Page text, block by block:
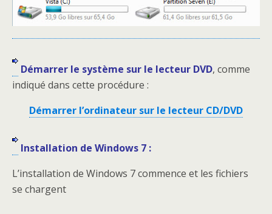
Démarrer le système sur le lecteur DVD, comme
indiqué dans cette procédure :
Démarrer l’ordinateur sur le lecteur CD/DVD
Installation de Windows 7 :
L’installation de Windows 7 commence et les fichiers
se chargent